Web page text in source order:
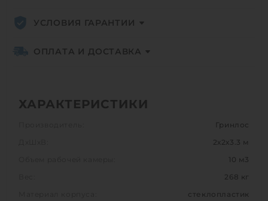
УСЛОВИЯ ГАРАНТИИ
ОПЛАТА И ДОСТАВКА
ХАРАКТЕРИСТИКИ
Гринлос
2х2х3.3 м
10 м3
268 кг
стеклопластик